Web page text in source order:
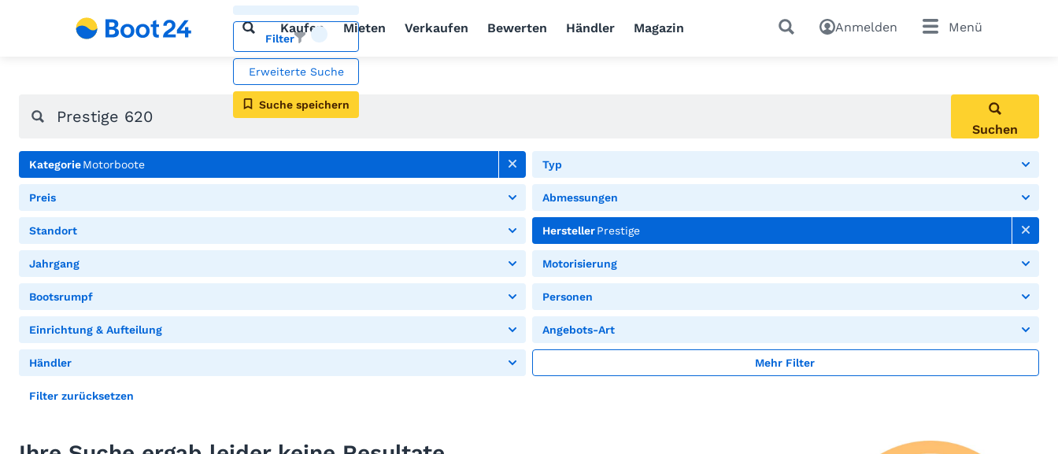
Kaufen Mieten Verkaufen Bewerten Händler Magazin Anmelden Menü
Filter
Erweiterte Suche
Suche speichern
Suchen
KategorieMotorboote Typ
Preis Abmessungen
Standort HerstellerPrestige
Jahrgang Motorisierung
Bootsrumpf Personen
Einrichtung & Aufteilung Angebots-Art
Händler Mehr Filter
Filter zurücksetzen